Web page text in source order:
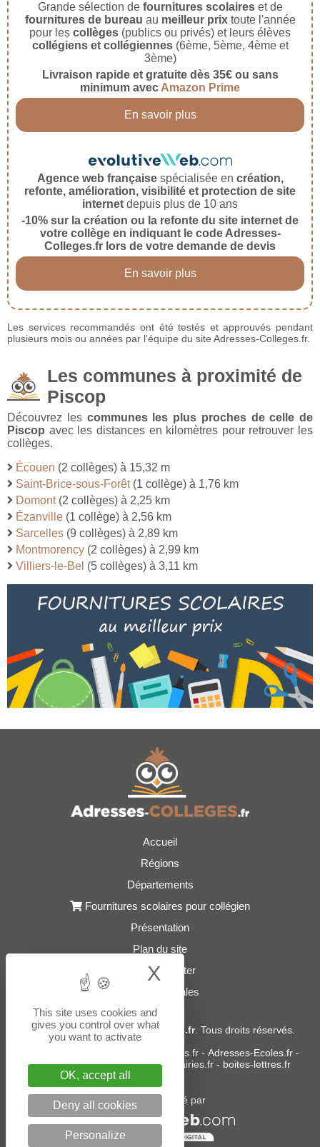
Grande sélection de fournitures scolaireset de
fournitures de bureau au meilleur prixtoute l'année
pour les collèges (publics ou privés) et leurs élèves
collégiens et collégiennes(6ème, 5ème, 4ème et
3ème)
Livraison rapide et gratuite dès 35€ ou sans
minimum avec Amazon Prime
En savoir plus
Agence web françaisespécialisée en création,
refonte, amélioration, visibilité et protection de site
internet depuis plus de 10 ans
-10% sur la création ou la refonte du site internet de
votre collège en indiquant le code Adresses-
Colleges.fr lors de votre demande de devis
En savoir plus
Les services recommandés ont été testés et approuvés pendant
plusieurs mois ou années par l'équipe du site Adresses-Colleges.fr.
Les communes à proximité de
Piscop
Découvrez les communes les plus proches de celle de
Piscop avec les distances en kilomètres pour retrouver les
collèges.
Écouen (2 collèges) à 15,32 m
Saint-Brice-sous-Forêt(1 collège) à 1,76 km
Domont(2 collèges) à 2,25 km
Ézanville (1 collège) à 2,56 km
Sarcelles (9 collèges) à 2,89 km
Montmorency (2 collèges) à 2,99 km
Villiers-le-Bel (5 collèges) à 3,11 km
Accueil
Régions
Départements
Fournitures scolaires pour collégien
Présentation
Plan du site
Nous contacter
Mentions légales
© 2021 - 2026Adresses-Colleges.fr. Tous droits réservés.
donneespubliques.fr- Adresses-Ecoles.fr-
Adresses-Lycees.fr-Adresses-Mairies.fr- boites-lettres.fr
Un service édité par
This site uses cookies and
gives you control over what
you want to activate
OK, accept all
Deny all cookies
Personalize
X Hide cookie